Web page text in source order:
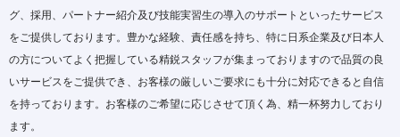
グ、採用、パートナー紹介及び技能実習生の導入のサポートといったサービス
をご提供しております。豊かな経験、責任感を持ち、特に日系企業及び日本人
の方についてよく把握している精鋭スタッフが集まっておりますので品質の良
いサービスをご提供でき、お客様の厳しいご要求にも十分に対応できると自信
を持っております。お客様のご希望に応じさせて頂く為、精一杯努力しており
ます。